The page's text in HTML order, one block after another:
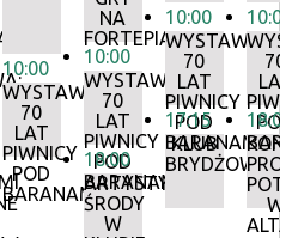
10:00
WYSTAWA:
70
LAT
PIWNICY
POD
BARANAMI
NA
FORTEPIANIE
10:00
WYSTAWA:
70
LAT
PIWNICY
POD
BARANAMI
18:00
ARTYSTYCZNE
ŚRODY
W
10:00
WYSTAWA:
70
LAT
PIWNICY
POD
BARANAMI
17:15
KLUB
BRYDŻOWY
10:00
70
LAT
18:00
W